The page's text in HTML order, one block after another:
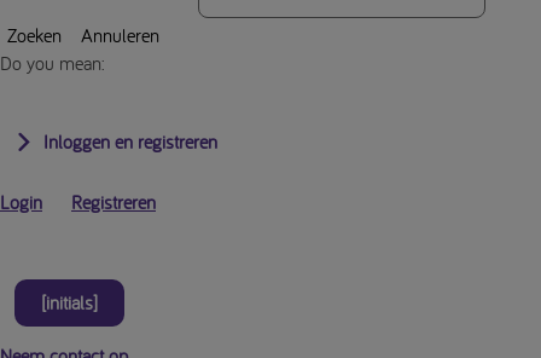
Zoeken
Annuleren
Do you mean:
Inloggen en registreren
Login Registreren
[initials]